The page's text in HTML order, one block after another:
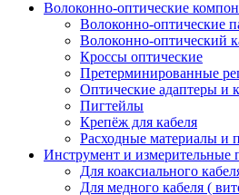
Волоконно-оптические
Волоконно-оптические
Волоконно-оптический
Кроссы оптические
Претерминированные
Оптические адаптеры и
Пигтейлы
Крепёж для кабеля
Расходные материалы и
Инструмент и измерительные
Для коаксиального
Для медного кабеля (